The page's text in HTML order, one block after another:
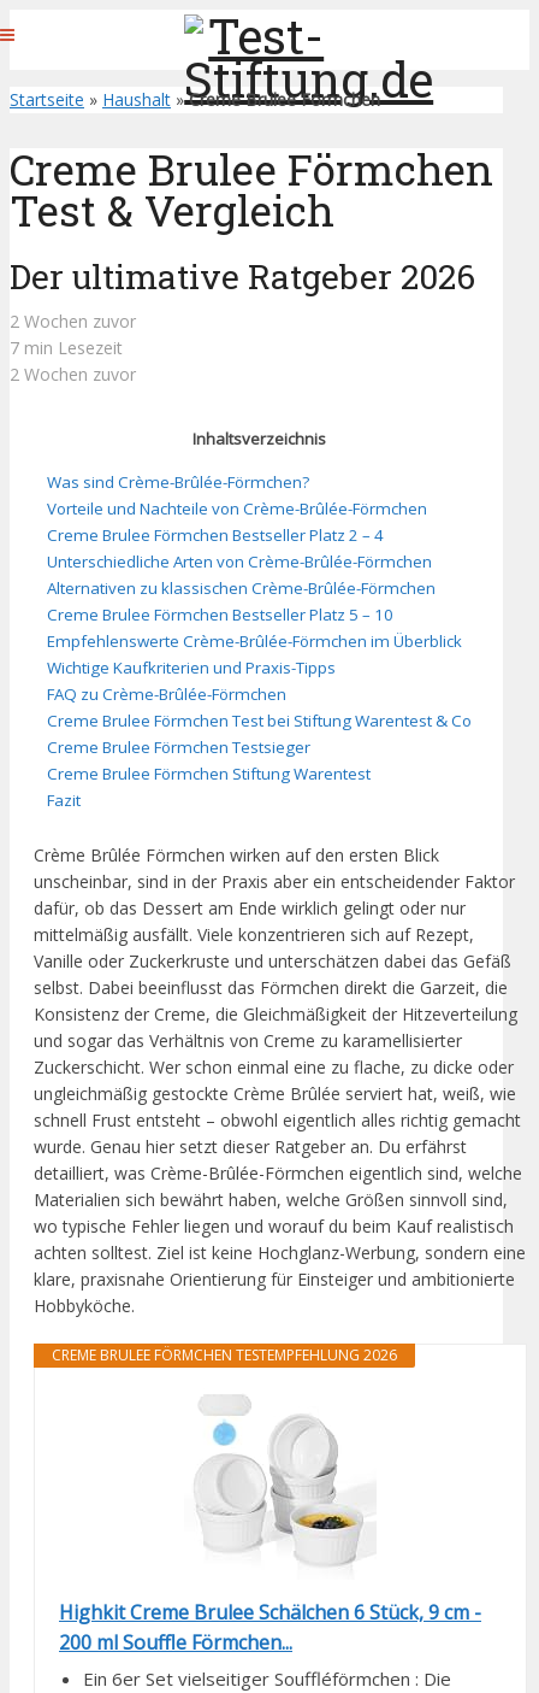
Startseite » Haushalt »Creme Brulee Förmchen
Creme Brulee Förmchen
Test & Vergleich
Der ultimative Ratgeber 2026
2 Wochen zuvor
7 min Lesezeit
2 Wochen zuvor
Inhaltsverzeichnis
Was sind Crème-Brûlée-Förmchen?
Vorteile und Nachteile von Crème-Brûlée-Förmchen
Creme Brulee Förmchen Bestseller Platz 2 – 4
Unterschiedliche Arten von Crème-Brûlée-Förmchen
Alternativen zu klassischen Crème-Brûlée-Förmchen
Creme Brulee Förmchen Bestseller Platz 5 – 10
Empfehlenswerte Crème-Brûlée-Förmchen im Überblick
Wichtige Kaufkriterien und Praxis-Tipps
FAQ zu Crème-Brûlée-Förmchen
Creme Brulee Förmchen Test bei Stiftung Warentest & Co
Creme Brulee Förmchen Testsieger
Creme Brulee Förmchen Stiftung Warentest
Fazit
Crème Brûlée Förmchen wirken auf den ersten Blick
unscheinbar, sind in der Praxis aber ein entscheidender Faktor
dafür, ob das Dessert am Ende wirklich gelingt oder nur
mittelmäßig ausfällt. Viele konzentrieren sich auf Rezept,
Vanille oder Zuckerkruste und unterschätzen dabei das Gefäß
selbst. Dabei beeinflusst das Förmchen direkt die Garzeit, die
Konsistenz der Creme, die Gleichmäßigkeit der Hitzeverteilung
und sogar das Verhältnis von Creme zu karamellisierter
Zuckerschicht. Wer schon einmal eine zu flache, zu dicke oder
ungleichmäßig gestockte Crème Brûlée serviert hat, weiß, wie
schnell Frust entsteht – obwohl eigentlich alles richtig gemacht
wurde. Genau hier setzt dieser Ratgeber an. Du erfährst
detailliert, was Crème-Brûlée-Förmchen eigentlich sind, welche
Materialien sich bewährt haben, welche Größen sinnvoll sind,
wo typische Fehler liegen und worauf du beim Kauf realistisch
achten solltest. Ziel ist keine Hochglanz-Werbung, sondern eine
klare, praxisnahe Orientierung für Einsteiger und ambitionierte
Hobbyköche.
CREME BRULEE FÖRMCHEN TESTEMPFEHLUNG 2026
Highkit Creme Brulee Schälchen 6 Stück, 9 cm -
200 ml Souffle Förmchen...
Ein 6er Set vielseitiger Souffléförmchen : Die